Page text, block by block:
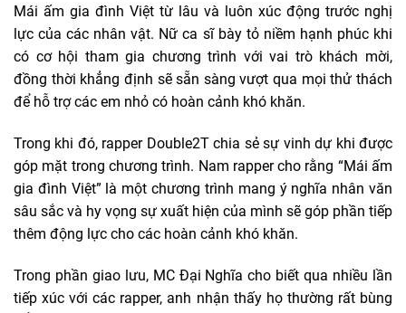
Mái ấm gia đình Việt từ lâu và luôn xúc động trước nghị
lực của các nhân vật. Nữ ca sĩ bày tỏ niềm hạnh phúc khi
có cơ hội tham gia chương trình với vai trò khách mời,
đồng thời khẳng định sẽ sẵn sàng vượt qua mọi thử thách
để hỗ trợ các em nhỏ có hoàn cảnh khó khăn.
Trong khi đó, rapper Double2T chia sẻ sự vinh dự khi được
góp mặt trong chương trình. Nam rapper cho rằng “Mái ấm
gia đình Việt” là một chương trình mang ý nghĩa nhân văn
sâu sắc và hy vọng sự xuất hiện của mình sẽ góp phần tiếp
thêm động lực cho các hoàn cảnh khó khăn.
Trong phần giao lưu, MC Đại Nghĩa cho biết qua nhiều lần
tiếp xúc với các rapper, anh nhận thấy họ thường rất bùng